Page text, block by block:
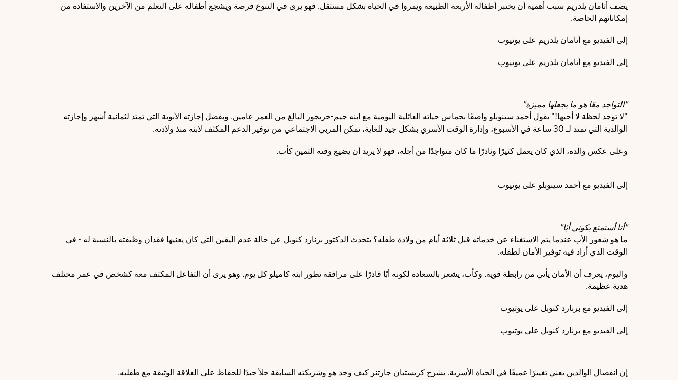
يصف أتامان يلدريم سبب أهمية أن يختبر أطفاله الأربعة الطبيعة ويمروا في الحياة بشكل مستقل. فهو يرى في التنوع فرصة ويشجع أطفاله على التعلم من الآخرين والاستفادة من
إمكاناتهم الخاصة.
إلى الفيديو مع أتامان يلدريم على يوتيوب
إلى الفيديو مع أتامان يلدريم على يوتيوب
"التواجد معًا هو ما يجعلها مميزة"
"لا توجد لحظة لا أحبها!" يقول أحمد سينوبلو واصفًا بحماس حياته العائلية اليومية مع ابنه جيم-جريجور البالغ من العمر عامين. وبفضل إجازته الأبوية التي تمتد لثمانية أشهر وإجازته
الوالدية التي تمتد لـ 30 ساعة في الأسبوع، وإدارة الوقت الأسري بشكل جيد للغاية، تمكن المربي الاجتماعي من توفير الدعم المكثف لابنه منذ ولادته.
وعلى عكس والده، الذي كان يعمل كثيرًا ونادرًا ما كان متواجدًا من أجله، فهو لا يريد أن يضيع وقته الثمين كأب.
إلى الفيديو مع أحمد سينوبلو على يوتيوب
"أنا أستمتع بكوني أبًا"
ما هو شعور الأب عندما يتم الاستغناء عن خدماته قبل ثلاثة أيام من ولادة طفله؟ يتحدث الدكتور برنارد كنوبل عن حالة عدم اليقين التي كان يعنيها فقدان وظيفته بالنسبة له - في
الوقت الذي أراد فيه توفير الأمان لطفله.
واليوم، يعرف أن الأمان يأتي من رابطة قوية. وكأب، يشعر بالسعادة لكونه أبًا قادرًا على مرافقة تطور ابنه كاميلو كل يوم. وهو يرى أن التفاعل المكثف معه كشخص في عمر مختلف
هدية عظيمة.
إلى الفيديو مع برنارد كنوبل على يوتيوب
إلى الفيديو مع برنارد كنوبل على يوتيوب
إن انفصال الوالدين يعني تغييرًا عميقًا في الحياة الأسرية. يشرح كريستيان جارتنر كيف وجد هو وشريكته السابقة حلاً جيدًا للحفاظ على العلاقة الوثيقة مع طفليه.